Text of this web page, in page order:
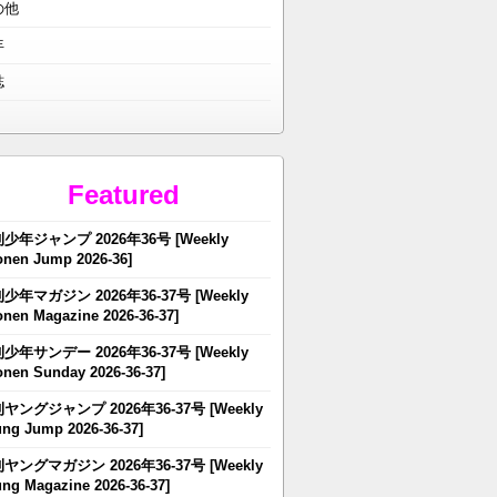
他
Featured
少年ジャンプ 2026年36号 [Weekly
Jump 2026-36]
少年マガジン 2026年36-37号 [Weekly
Magazine 2026-36-37]
少年サンデー 2026年36-37号 [Weekly
Sunday 2026-36-37]
ヤングジャンプ 2026年36-37号 [Weekly
Jump 2026-36-37]
ヤングマガジン 2026年36-37号 [Weekly
Magazine 2026-36-37]